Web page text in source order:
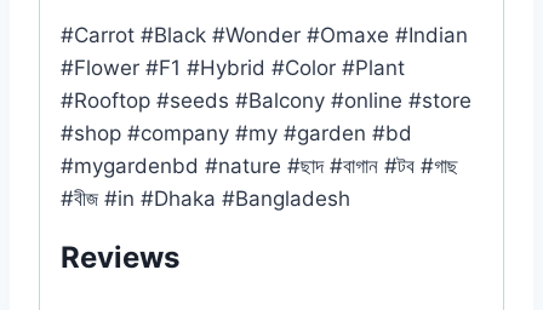
#Carrot #Black #Wonder #Omaxe #Indian
#Flower #F1 #Hybrid #Color #Plant
#Rooftop #seeds #Balcony #online #store
#shop #company #my #garden #bd
#mygardenbd #nature #ছাদ #বাগান #টব #গাছ
#বীজ #in #Dhaka #Bangladesh
Reviews